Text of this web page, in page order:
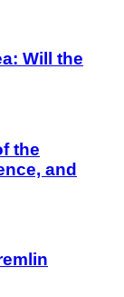
Will the
the
and